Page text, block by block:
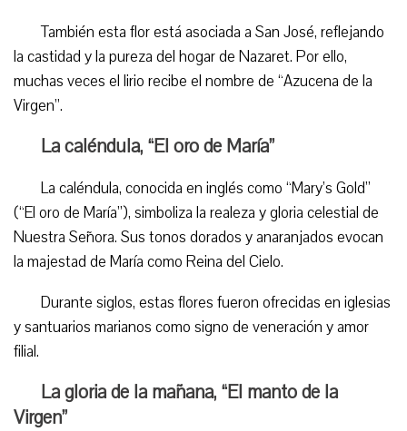
También esta flor está asociada a San José, reflejando
la castidad y la pureza del hogar de Nazaret. Por ello,
muchas veces el lirio recibe el nombre de “Azucena de la
Virgen”.
La caléndula, “El oro de María”
La caléndula, conocida en inglés como “Mary’s Gold”
(“El oro de María”), simboliza la realeza y gloria celestial de
Nuestra Señora. Sus tonos dorados y anaranjados evocan
la majestad de María como Reina del Cielo.
Durante siglos, estas flores fueron ofrecidas en iglesias
y santuarios marianos como signo de veneración y amor
filial.
La gloria de la mañana, “El manto de la
Virgen”